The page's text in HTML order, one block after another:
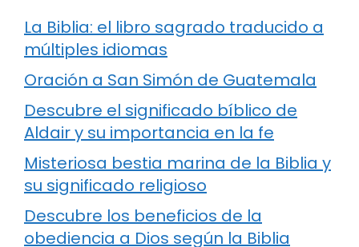
La Biblia: el libro sagrado traducido a
múltiples idiomas
Oración a San Simón de Guatemala
Descubre el significado bíblico de
Aldair y su importancia en la fe
Misteriosa bestia marina de la Biblia y
su significado religioso
Descubre los beneficios de la
obediencia a Dios según la Biblia